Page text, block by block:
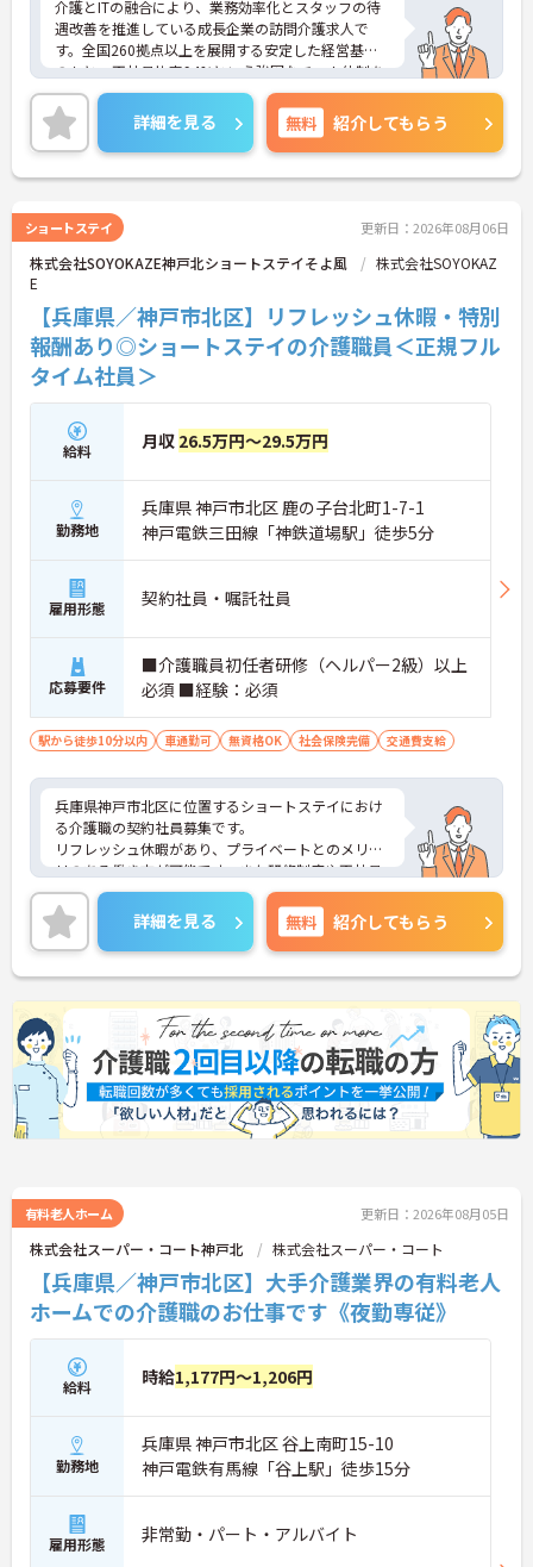
介護とITの融合により、業務効率化とスタッフの待
遇改善を推進している成長企業の訪問介護求人で
す。全国260拠点以上を展開する安定した経営基盤
のもと、正社員比率94%という強固なチーム体制を
構築しています。資格手当や年2回の評価面談など、
専門資格と成果が収入に直結する仕組みが整ってい
ます。夜勤なしの完全週休2日制（曜日固定）を採用
し、日々の記録業務はスマートフォンで完結するた
め、施設勤務特有の不規則なシフトや煩雑な事務作
談で不安を解消できるフォロー体制もあり、介護福
祉士の資格取得やサ責や管理者への着実なキャリア
アップを目指す有資格者の方に推奨できる環境で
★おすすめPOINT★
【夜勤なし・曜日固定の休日で、身体への負担を抑
えた働き方が実現できます】
・8:00～19:00の間での実働8時間勤務で夜勤が存在
続けることができます
・完全週休2日制（曜日固定）を採用していること
により、先々の予定が立てやすくプライベートの時
間をしっかりと確保できる環境です
【専門資格を活かした収入アップと明確なキャリア
形成が期待できます】
・資格手当が支給されるほか、年2回の評価面談で
個人の頑張りが給与に還元される仕組みが整ってい
も目指せます
【IT化と手厚いフォロー体制により、業務のストレ
スを軽減できます】
・記録票の提出やシフト確認をすべてスマートフォ
ンで行えるため、手書きの書類作成や事業所への移
動の手間が省けケア業務に集中できます
・定期的な面談を通じて上司がフォローする体制が
あり、訪問介護でありながら孤立することなくチー
ムの支援を受けながら業務に取り組めます
詳細を見る 無料 紹介してもらう
ショートステイ 更新日：2026年08月06日
株式会社SOYOKAZE神戸北ショートステイそよ風
株式会社SOYOKAZ
E
【兵庫県／神戸市北区】リフレッシュ休暇・特別
報酬あり◎ショートステイの介護職員＜正規フル
タイム社員＞
給料 月収 26.5万円～29.5万円
勤務地
兵庫県 神戸市北区 鹿の子台北町1-7-1
神戸電鉄三田線「神鉄道場駅」徒歩5分
雇用形態 契約社員・嘱託社員
応募要件
■介護職員初任者研修（ヘルパー2級）以上
必須 ■経験：必須
駅から徒歩10分以内 車通勤可 無資格OK 社会保険完備 交通費支給
兵庫県神戸市北区に位置するショートステイにおけ
る介護職の契約社員募集です。
リフレッシュ休暇があり、プライベートとのメリハ
リのある働き方が可能です。また研修制度や正社員
登用制度もあり働きながらスキルアップが目指せる
環境です。
ご興味のある方には、面接対策ポイントなど、さら
に詳細をご案内しますのでお気軽にご相談くださ
い！
詳細を見る 無料 紹介してもらう
有料老人ホーム 更新日：2026年08月05日
株式会社スーパー・コート神戸北 株式会社スーパー・コート
【兵庫県／神戸市北区】大手介護業界の有料老人
ホームでの介護職のお仕事です《夜勤専従》
給料 時給1,177円～1,206円
勤務地
兵庫県 神戸市北区 谷上南町15-10
神戸電鉄有馬線「谷上駅」徒歩15分
雇用形態 非常勤・パート・アルバイト